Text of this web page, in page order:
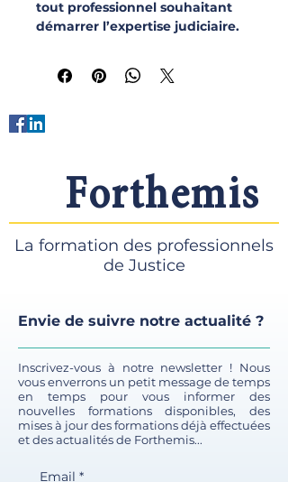
tout professionnel souhaitant
démarrer l’expertise judiciaire.
Elle est aussi adaptée aux experts
déjà nommés en période
consolider leurs connaissances et
directeurs du procès.​
élaboré pour :
Professionnels présentant leur
dossier pour une première
Experts de justice souhaitant
actualiser leurs connaissances
sur les principes directeurs du
procès
Experts de justice soumettant
leur dossier de renouvellement
sur les listes
Forthemis
La formation des professionnels
de Justice
Envie de suivre notre actualité ?
Inscrivez-vous à notre newsletter ! Nous
vous enverrons un petit message de temps
en temps pour vous informer des
nouvelles formations disponibles, des
mises à jour des formations déjà effectuées
et des actualités de Forthemis...
Email *